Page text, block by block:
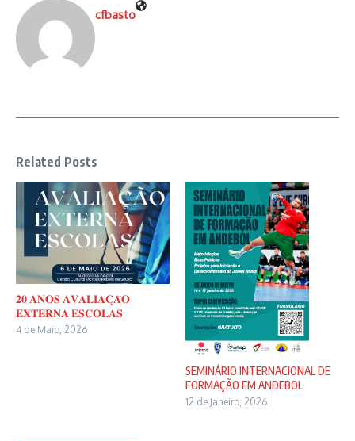
cfbasto
Related Posts
𝟐𝟎 𝐀𝐍𝐎𝐒 𝐀𝐕𝐀𝐋𝐈𝐀𝐂̧𝐀̃𝐎
𝐄𝐗𝐓𝐄𝐑𝐍𝐀 𝐄𝐒𝐂𝐎𝐋𝐀𝐒
4 de Maio, 2026
SEMINÁRIO INTERNACIONAL DE
FORMAÇÃO EM ANDEBOL
12 de Janeiro, 2026